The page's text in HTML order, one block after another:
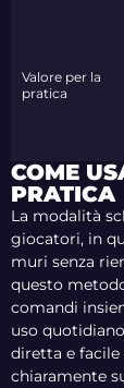
Valore per la
pratica
COME
PRATICA
La modalità
giocatori, in
muri senza
questo
comandi
uso
diretta e facile
chiaramente